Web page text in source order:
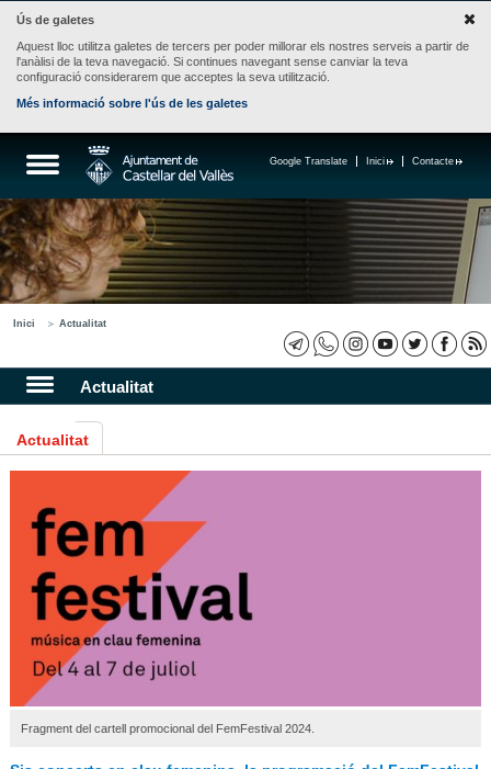
Ús de galetes
Aquest lloc utilitza galetes de tercers per poder millorar els nostres serveis a partir de
l'anàlisi de la teva navegació. Si continues navegant sense canviar la teva
configuració considerarem que acceptes la seva utilització.
Més informació sobre l'ús de les galetes
Contacte
Inici
Google Translate
Inici Actualitat
Actualitat
Actualitat
Fragment del cartell promocional del FemFestival 2024.